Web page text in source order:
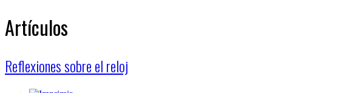
Artículos
Reflexiones sobre el reloj